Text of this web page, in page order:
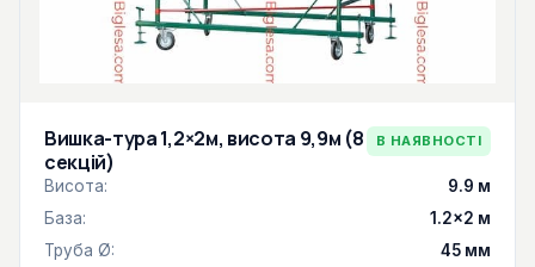
Вишка-тура 1,2×2м, висота 9,9м (8
секцій)
В НАЯВНОСТІ
Висота:
9.9 м
База:
1.2×2 м
Труба Ø:
45 мм